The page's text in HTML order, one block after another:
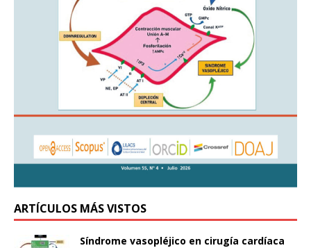
ARTÍCULOS MÁS VISTOS
Síndrome vasopléjico en cirugía cardíaca